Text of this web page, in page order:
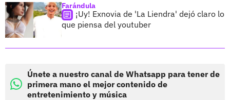
Farándula
¡Uy! Exnovia de 'La Liendra' dejó claro lo
que piensa del youtuber
Únete a nuestro canal de Whatsapp para tener de
primera mano el mejor contenido de
entretenimiento y música